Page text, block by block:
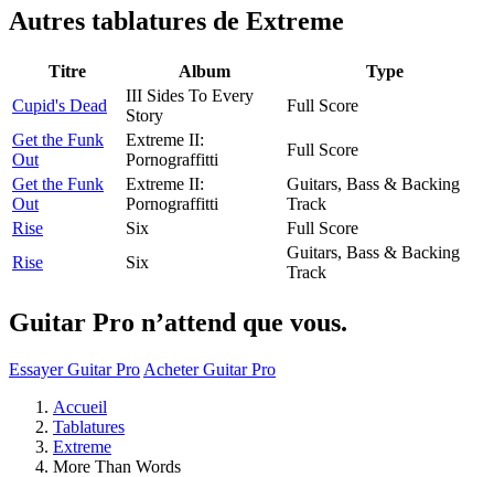
Autres tablatures de Extreme
Titre Album
Type
Cupid's Dead
III Sides To Every
Story
Full Score
Get the Funk
Out
Extreme II:
Pornograffitti
Full Score
Get the Funk
Out
Extreme II:
Pornograffitti
Guitars, Bass & Backing
Track
Rise
Six
Full Score
Rise
Six
Guitars, Bass & Backing
Track
Guitar Pro n’attend que vous.
Essayer Guitar Pro Acheter Guitar Pro
Accueil
Tablatures
Extreme
More Than Words